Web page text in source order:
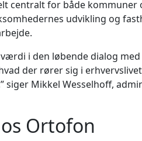
centralt for både kommuner
udvikling og
i den løbende dialog
der rører sig i
siger Mikkel Wesselhoff,
Ortofon